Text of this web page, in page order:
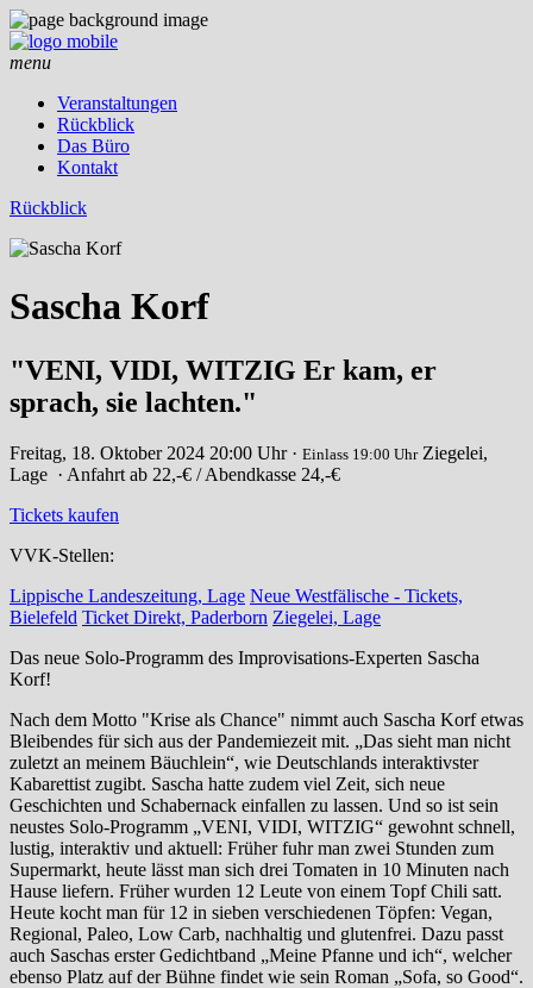
menu
Veranstaltungen
Rückblick
Das Büro
Kontakt
Rückblick
Sascha Korf
"VENI, VIDI, WITZIG Er kam, er
sprach, sie lachten."
Freitag, 18. Oktober 2024 20:00 Uhr · Einlass 19:00 Uhr Ziegelei,
Lage · Anfahrt ab 22,-€ / Abendkasse 24,-€
Tickets kaufen
VVK-Stellen:
Lippische Landeszeitung, Lage Neue Westfälische - Tickets,
Bielefeld Ticket Direkt, Paderborn Ziegelei, Lage
Das neue Solo-Programm des Improvisations-Experten Sascha
Korf!
Nach dem Motto "Krise als Chance" nimmt auch Sascha Korf etwas
Bleibendes für sich aus der Pandemiezeit mit. „Das sieht man nicht
zuletzt an meinem Bäuchlein“, wie Deutschlands interaktivster
Kabarettist zugibt. Sascha hatte zudem viel Zeit, sich neue
Geschichten und Schabernack einfallen zu lassen. Und so ist sein
neustes Solo-Programm „VENI, VIDI, WITZIG“ gewohnt schnell,
lustig, interaktiv und aktuell: Früher fuhr man zwei Stunden zum
Supermarkt, heute lässt man sich drei Tomaten in 10 Minuten nach
Hause liefern. Früher wurden 12 Leute von einem Topf Chili satt.
Heute kocht man für 12 in sieben verschiedenen Töpfen: Vegan,
Regional, Paleo, Low Carb, nachhaltig und glutenfrei. Dazu passt
auch Saschas erster Gedichtband „Meine Pfanne und ich“, welcher
ebenso Platz auf der Bühne findet wie sein Roman „Sofa, so Good“.